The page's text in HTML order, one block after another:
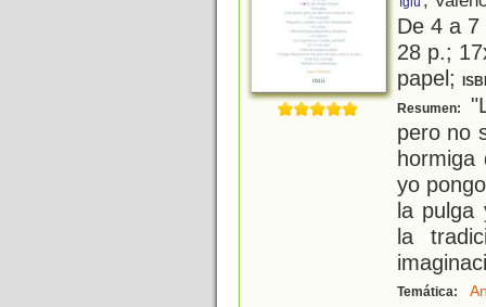
De 4 a
28 p.;
papel;
Resumen:
pero no
hormiga
yo
la pulga
la
Temática: